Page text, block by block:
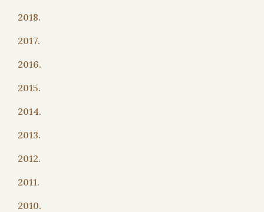
2018.
2017.
2016.
2015.
2014.
2013.
2012.
2011.
2010.